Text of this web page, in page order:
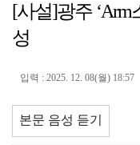
"광주 5개 자치구 기능·
폭염에 멈춘 무안공항
민주 당권 주자들, 텃밭
[사설]광주 ‘Arm
성
입력 : 2025. 12. 08(월) 18:57
본문 음성 듣기